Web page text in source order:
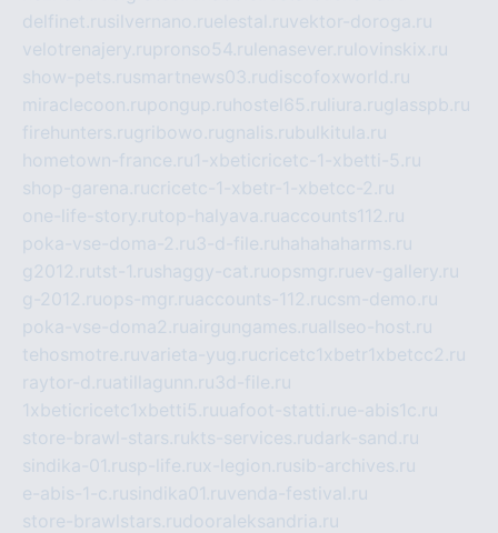
delfinet.rusilvernano.ruelestal.ruvektor-doroga.ru
velotrenajery.rupronso54.ru lenasever.ru lovinskix.ru
show-pets.rusmartnews03.rudiscofoxworld.ru
miraclecoon.rupongup.ru hostel65.ru liura.ruglasspb.ru
firehunters.rugribowo.rugnalis.rubulkitula.ru
hometown-france.ru1-xbeticricetc-1-xbetti-5.ru
shop-garena.rucricetc-1-xbetr-1-xbetcc-2.ru
one-life-story.rutop-halyava.ruaccounts112.ru
poka-vse-doma-2.ru3-d-file.ru hahahaharms.ru
g2012.rutst-1.rushaggy-cat.ruopsmgr.ruev-gallery.ru
g-2012.ruops-mgr.ruaccounts-112.rucsm-demo.ru
poka-vse-doma2.ruairgungames.ruallseo-host.ru
tehosmotre.ruvarieta-yug.rucricetc1xbetr1xbetcc2.ru
raytor-d.ruatillagunn.ru3d-file.ru
1xbeticricetc1xbetti5.ruuafoot-statti.rue-abis1c.ru
store-brawl-stars.rukts-services.rudark-sand.ru
sindika-01.rusp-life.rux-legion.rusib-archives.ru
e-abis-1-c.rusindika01.ruvenda-festival.ru
store-brawlstars.rudooraleksandria.ru